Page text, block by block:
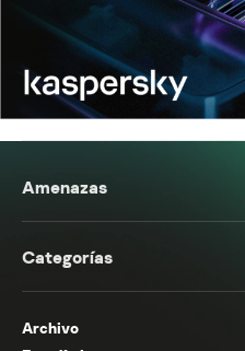
Amenazas
Categorías
Archivo